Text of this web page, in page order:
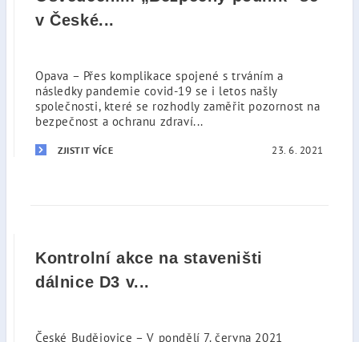
v České...
Opava – Přes komplikace spojené s trváním a
následky pandemie covid-19 se i letos našly
společnosti, které se rozhodly zaměřit pozornost na
bezpečnost a ochranu zdraví...
ZJISTIT VÍCE 23. 6. 2021
Kontrolní akce na staveništi
dálnice D3 v...
České Budějovice – V pondělí 7. června 2021